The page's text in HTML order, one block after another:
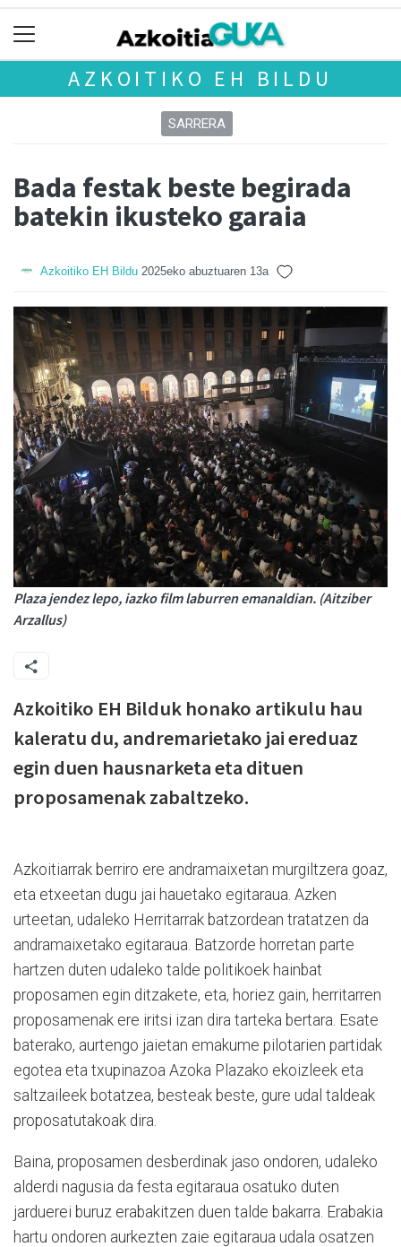
AZKOITIKO EH BILDU
SARRERA
Bada festak beste begirada
batekin ikusteko garaia
Azkoitiko EH Bildu 2025eko abuztuaren 13a
Plaza jendez lepo, iazko film laburren emanaldian. (Aitziber
Arzallus)
Azkoitiko EH Bilduk honako artikulu hau
kaleratu du, andremarietako jai ereduaz
egin duen hausnarketa eta dituen
proposamenak zabaltzeko.
Azkoitiarrak berriro ere andramaixetan murgiltzera goaz,
eta etxeetan dugu jai hauetako egitaraua. Azken
urteetan, udaleko Herritarrak batzordean tratatzen da
andramaixetako egitaraua. Batzorde horretan parte
hartzen duten udaleko talde politikoek hainbat
proposamen egin ditzakete, eta, horiez gain, herritarren
proposamenak ere iritsi izan dira tarteka bertara. Esate
baterako, aurtengo jaietan emakume pilotarien partidak
egotea eta txupinazoa Azoka Plazako ekoizleek eta
saltzaileek botatzea, besteak beste, gure udal taldeak
proposatutakoak dira.
Baina, proposamen desberdinak jaso ondoren, udaleko
alderdi nagusia da festa egitaraua osatuko duten
jarduerei buruz erabakitzen duen talde bakarra. Erabakia
hartu ondoren aurkezten zaie egitaraua udala osatzen